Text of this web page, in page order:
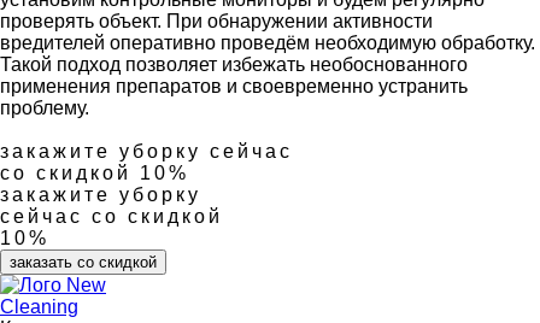
проверять объект. При обнаружении активности
вредителей оперативно проведём необходимую обработку.
Такой подход позволяет избежать необоснованного
применения препаратов и своевременно устранить
проблему.
закажите уборку сейчас
со скидкой 10%
закажите уборку
сейчас со скидкой
10%
заказать со скидкой